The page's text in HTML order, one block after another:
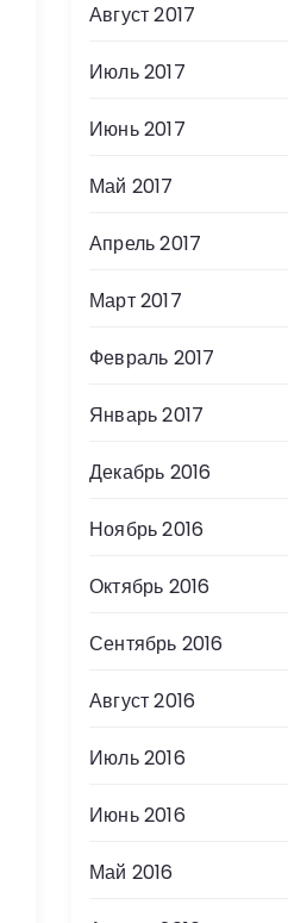
Август 2017
Июль 2017
Июнь 2017
Май 2017
Апрель 2017
Март 2017
Февраль 2017
Январь 2017
Декабрь 2016
Ноябрь 2016
Октябрь 2016
Сентябрь 2016
Август 2016
Июль 2016
Июнь 2016
Май 2016